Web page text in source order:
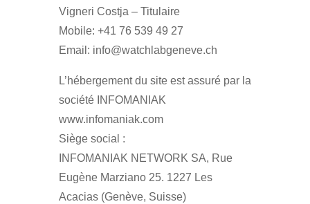
Vigneri Costja – Titulaire
Mobile: +41 76 539 49 27
Email: info@watchlabgeneve.ch
L’hébergement du site est assuré par la
société INFOMANIAK
www.infomaniak.com
Siège social :
INFOMANIAK NETWORK SA, Rue
Eugène Marziano 25. 1227 Les
Acacias (Genève, Suisse)